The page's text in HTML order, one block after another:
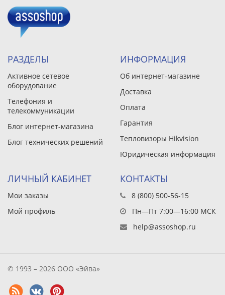
РАЗДЕЛЫ
Активное сетевое
оборудование
Телефония и
телекоммуникации
Блог интернет-магазина
Блог технических решений
ИНФОРМАЦИЯ
Об интернет-магазине
Доставка
Оплата
Гарантия
Тепловизоры Hikvision
Юридическая информация
ЛИЧНЫЙ КАБИНЕТ
Мои заказы
Мой профиль
КОНТАКТЫ
8 (800) 500-56-15
Пн—Пт 7:00—16:00 МСК
help@assoshop.ru
© 1993 – 2026 ООО «Эйва»